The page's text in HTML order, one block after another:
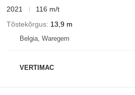
2021
116 m/t
Tõstekõrgus 13,9 m
Belgia, Waregem
VERTIMAC